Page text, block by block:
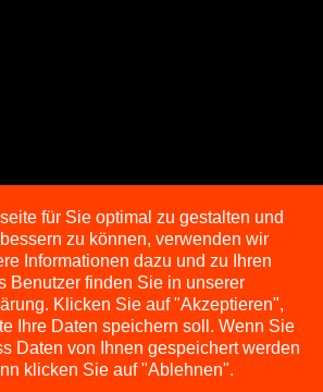
für Sie optimal zu gestalten und
zu können, verwenden wir
Informationen dazu und zu Ihren
Benutzer finden Sie in unserer
Klicken Sie auf "Akzeptieren",
Ihre Daten speichern soll. Wenn Sie
Daten von Ihnen gespeichert werden
klicken Sie auf "Ablehnen".